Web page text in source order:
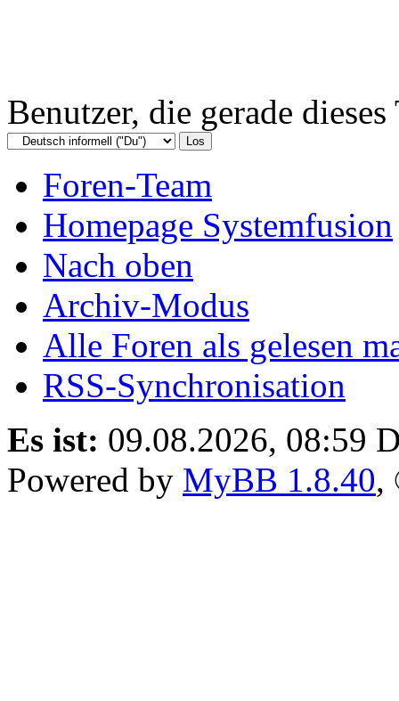
Benutzer, die gerade
Foren-Team
Homepage Systemfusion
Nach oben
Archiv-Modus
Alle Foren als gelesen
RSS-Synchronisation
Es ist: 09.08.2026, 08:59
Powered by MyBB 1.8.40,